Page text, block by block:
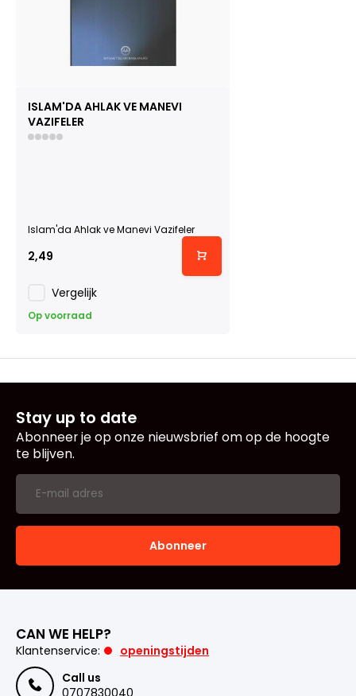
ISLAM'DA AHLAK VE MANEVI
VAZIFELER
Islam'da Ahlak ve Manevi Vazifeler
2,49
Vergelijk
Op voorraad
Stay up to date
Abonneer je op onze nieuwsbrief om op de hoogte
te blijven.
Abonneer
CAN WE HELP?
Klantenservice:
openingstijden
Call us